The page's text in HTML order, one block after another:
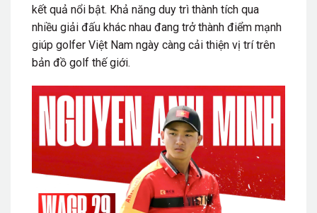
kết quả nổi bật. Khả năng duy trì thành tích qua
nhiều giải đấu khác nhau đang trở thành điểm mạnh
giúp golfer Việt Nam ngày càng cải thiện vị trí trên
bản đồ golf thế giới.